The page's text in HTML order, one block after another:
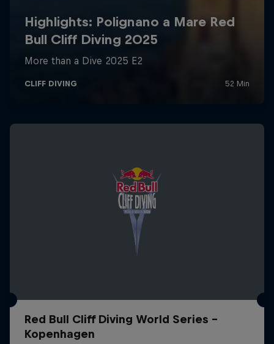
Red Bull Cliff Diving World Series -
Kopenhagen